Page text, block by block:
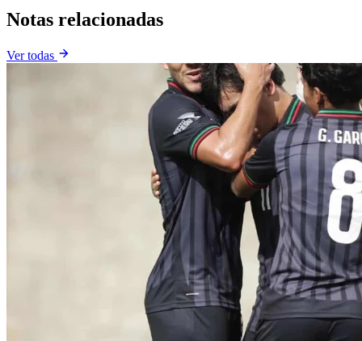
Notas relacionadas
Ver todas